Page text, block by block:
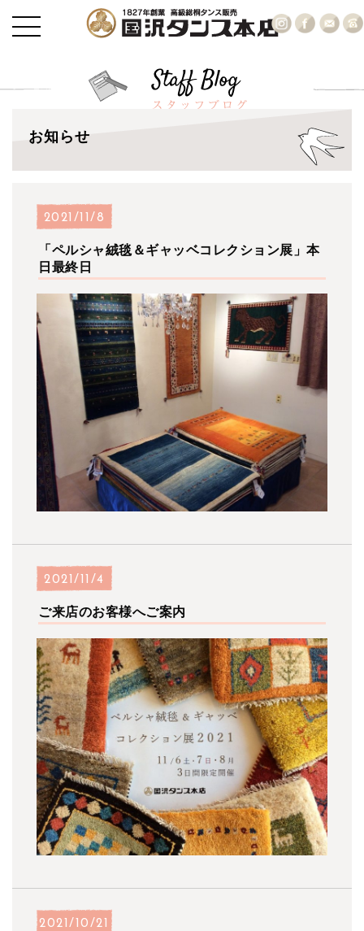
お知らせ
2021/11/8
「ペルシャ絨毯＆ギャッベコレクション展」本
日最終日
2021/11/4
ご来店のお客様へご案内
2021/10/21